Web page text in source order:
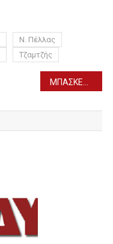
Ν. Πέλλας
Τζαμτζής